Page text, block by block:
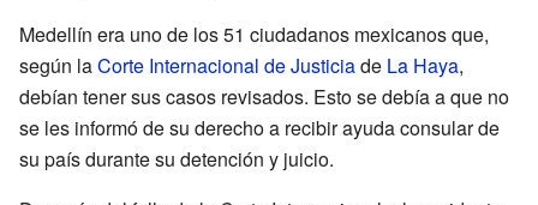
Medellín era uno de los 51 ciudadanos mexicanos que,
según laCorte Internacional de Justiciade La Haya,
debían tener sus casos revisados. Esto se debía a que no
se les informó de su derecho a recibir ayuda consular de
su país durante su detención y juicio.